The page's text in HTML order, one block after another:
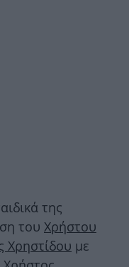
της
του Χρήστου
Χρηστίδου με